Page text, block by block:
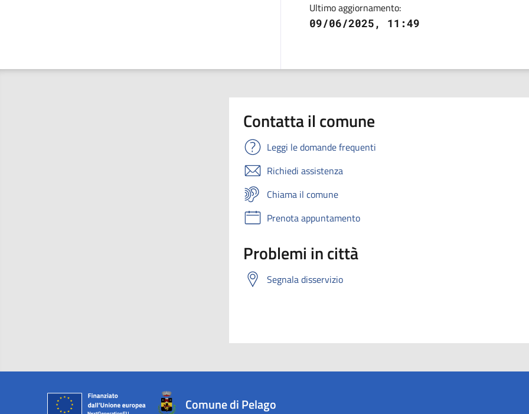
Ultimo aggiornamento:
09/06/2025, 11:49
Contatta il comune
Leggi le domande frequenti
Richiedi assistenza
Chiama il comune
Prenota appuntamento
Problemi in città
Segnala disservizio
Comune di Pelago